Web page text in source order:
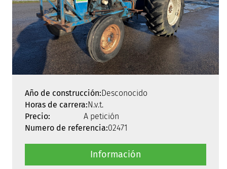
Año de construcción:Desconocido
Horas de carrera:N.v.t.
Precio:
A petición
Numero de referencia:02471
Información